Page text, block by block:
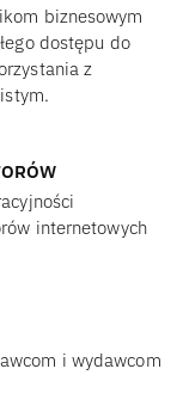
biznesowym
dostępu do
z
internetowych
i wydawcom